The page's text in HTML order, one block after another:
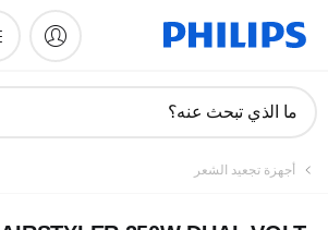
دعم
ما الذي تبحث عنه؟
أجهزة تجعيد الشعر